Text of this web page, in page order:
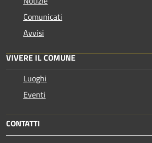
Comunicati
Avvisi
VIVERE IL COMUNE
Luoghi
Eventi
CONTATTI